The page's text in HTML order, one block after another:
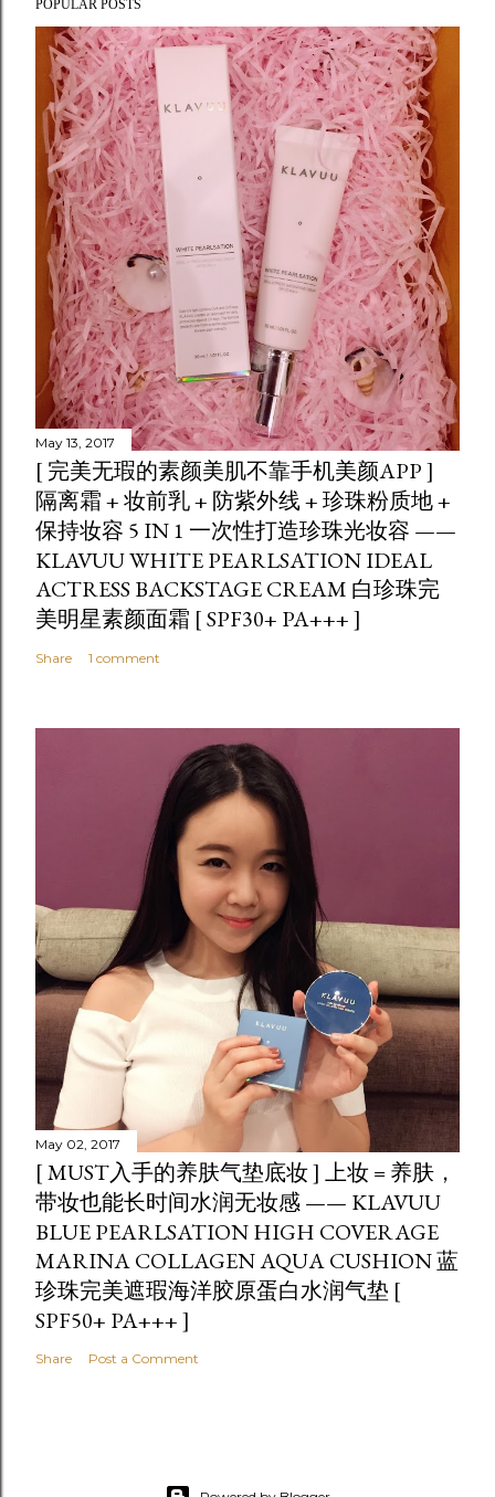
POPULAR POSTS
May 13, 2017
[ 完美无瑕的素颜美肌不靠手机美颜APP ]
隔离霜 + 妆前乳 + 防紫外线 + 珍珠粉质地 +
保持妆容 5 IN 1 一次性打造珍珠光妆容 ——
KLAVUU WHITE PEARLSATION IDEAL
ACTRESS BACKSTAGE CREAM 白珍珠完
美明星素颜面霜 [ SPF30+ PA+++ ]
Share 1 comment
May 02, 2017
[ MUST入手的养肤气垫底妆 ] 上妆 = 养肤，
带妆也能长时间水润无妆感 —— KLAVUU
BLUE PEARLSATION HIGH COVERAGE
MARINA COLLAGEN AQUA CUSHION 蓝
珍珠完美遮瑕海洋胶原蛋白水润气垫 [
SPF50+ PA+++ ]
Share Post a Comment